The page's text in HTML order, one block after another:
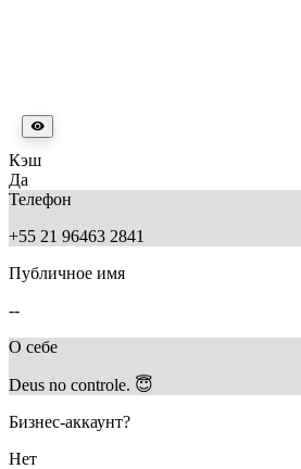
Кэш
Да
Телефон
+55 21 96463 2841
Публичное имя
--
О себе
Deus no controle. 😇
Бизнес-аккаунт?
Нет